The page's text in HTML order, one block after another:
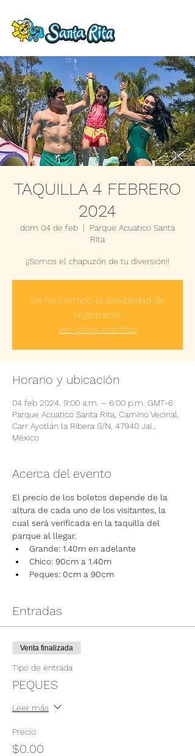
TAQUILLA 4 FEBRERO
2024
dom 04 de feb
  |
Parque Acuatico Santa
Rita
¡¡Somos el chapuzón de tu diversión!!
Se ha cerrado la posibilidad de
registrarse
Ver otros eventos
Horario y ubicación
04 feb 2024, 9:00 a.m. – 6:00 p.m. GMT-6
Parque Acuatico Santa Rita, Camino Vecinal,
Carr Ayotlán la Ribera S/N, 47940 Jal.,
México
Acerca del evento
El precio de los boletos depende de la
altura de cada uno de los visitantes, la
cual será verificada en la taquilla del
parque al llegar.
Grande: 1.40m en adelante
Chico: 90cm a 1.40m
Peques: 0cm a 90cm
Entradas
Venta finalizada
Tipo de entrada
PEQUES
Leer más
Precio
$0.00